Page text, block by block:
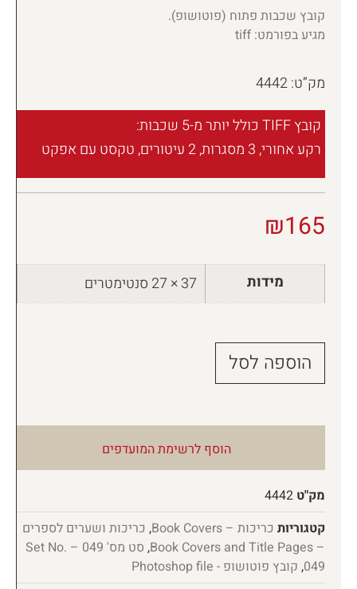
קובץ שכבות פתוח (פוטושופ).
מגיע בפורמט: tiff
מק”ט: 4442
קובץ TIFF כולל יותר מ-5 שכבות:
רקע אחורי, 3 מסגרות, 2 עיטורים, טקסט עם אפקט
₪165
מידות 37 × 27 סנטימטרים
הוספה לסל
הוסף לרשימת המועדפים
מק"ט 4442
קטגוריות כריכות – Book Covers , כריכות ושערים לספרים
– Book Covers and Title Pages
,
סט מס' 049 – Set No.
049
, קובץ פוטושופ - Photoshop file